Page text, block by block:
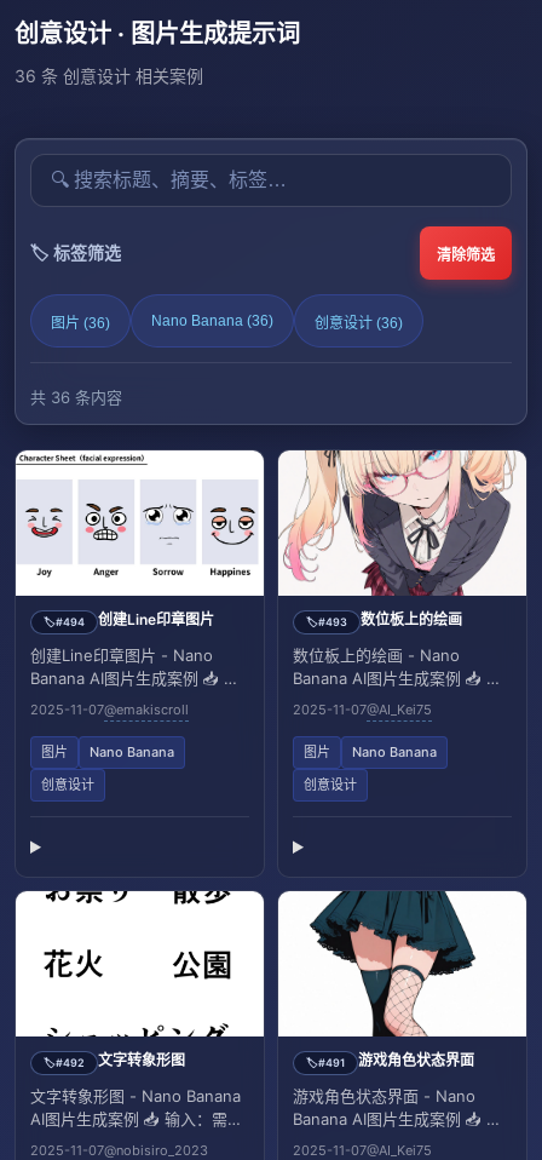
创意设计 · 图片生成提示词
36 条 创意设计 相关案例
🏷️ 标签筛选 清除筛选
图片 (36) Nano Banana (36) 创意设计 (36)
共 36 条内容
🏷️#494 创建Line印章图片
创建Line印章图片 - Nano
Banana AI图片生成案例 📥 输
入：需上传一张表情参考图和
人物参考图像
2025-11-07@emakiscroll
图片
Nano Banana
创意设计
🏷️#493 数位板上的绘画
数位板上的绘画 - Nano
Banana AI图片生成案例 📥 输
入：需上传一张参考图像
2025-11-07@AI_Kei75
图片
Nano Banana
创意设计
🏷️#492 文字转象形图
文字转象形图 - Nano Banana
AI图片生成案例 📥 输入：需上
传一张包含文字的参考图像
2025-11-07@nobisiro_2023
🏷️#491 游戏角色状态界面
游戏角色状态界面 - Nano
Banana AI图片生成案例 📥 输
入：需上传一张参考图像
2025-11-07@AI_Kei75